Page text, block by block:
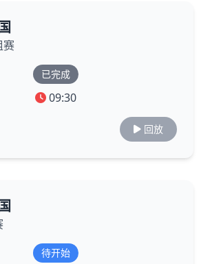
赛
已完成
09:30
回放
待开始